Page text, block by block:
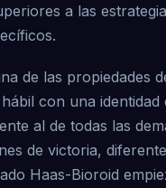
a las
de las propiedades
con una
al de todas las
de victoria,
Haas-Bioroid